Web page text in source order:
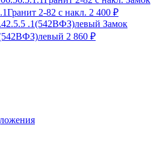
2-82 с накл. 2 400 ₽
Замок
2 860 ₽